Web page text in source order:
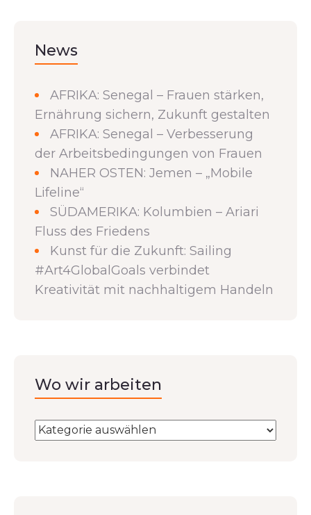
News
AFRIKA: Senegal – Frauen stärken,
Ernährung sichern, Zukunft gestalten
AFRIKA: Senegal – Verbesserung
der Arbeitsbedingungen von Frauen
NAHER OSTEN: Jemen – „Mobile
Lifeline“
SÜDAMERIKA: Kolumbien – Ariari
Fluss des Friedens
Kunst für die Zukunft: Sailing
#Art4GlobalGoals verbindet
Kreativität mit nachhaltigem Handeln
Wo wir arbeiten